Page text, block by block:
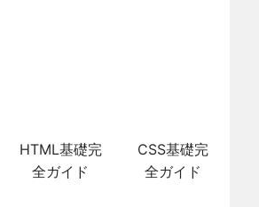
HTML基礎完
全ガイド
CSS基礎完
全ガイド